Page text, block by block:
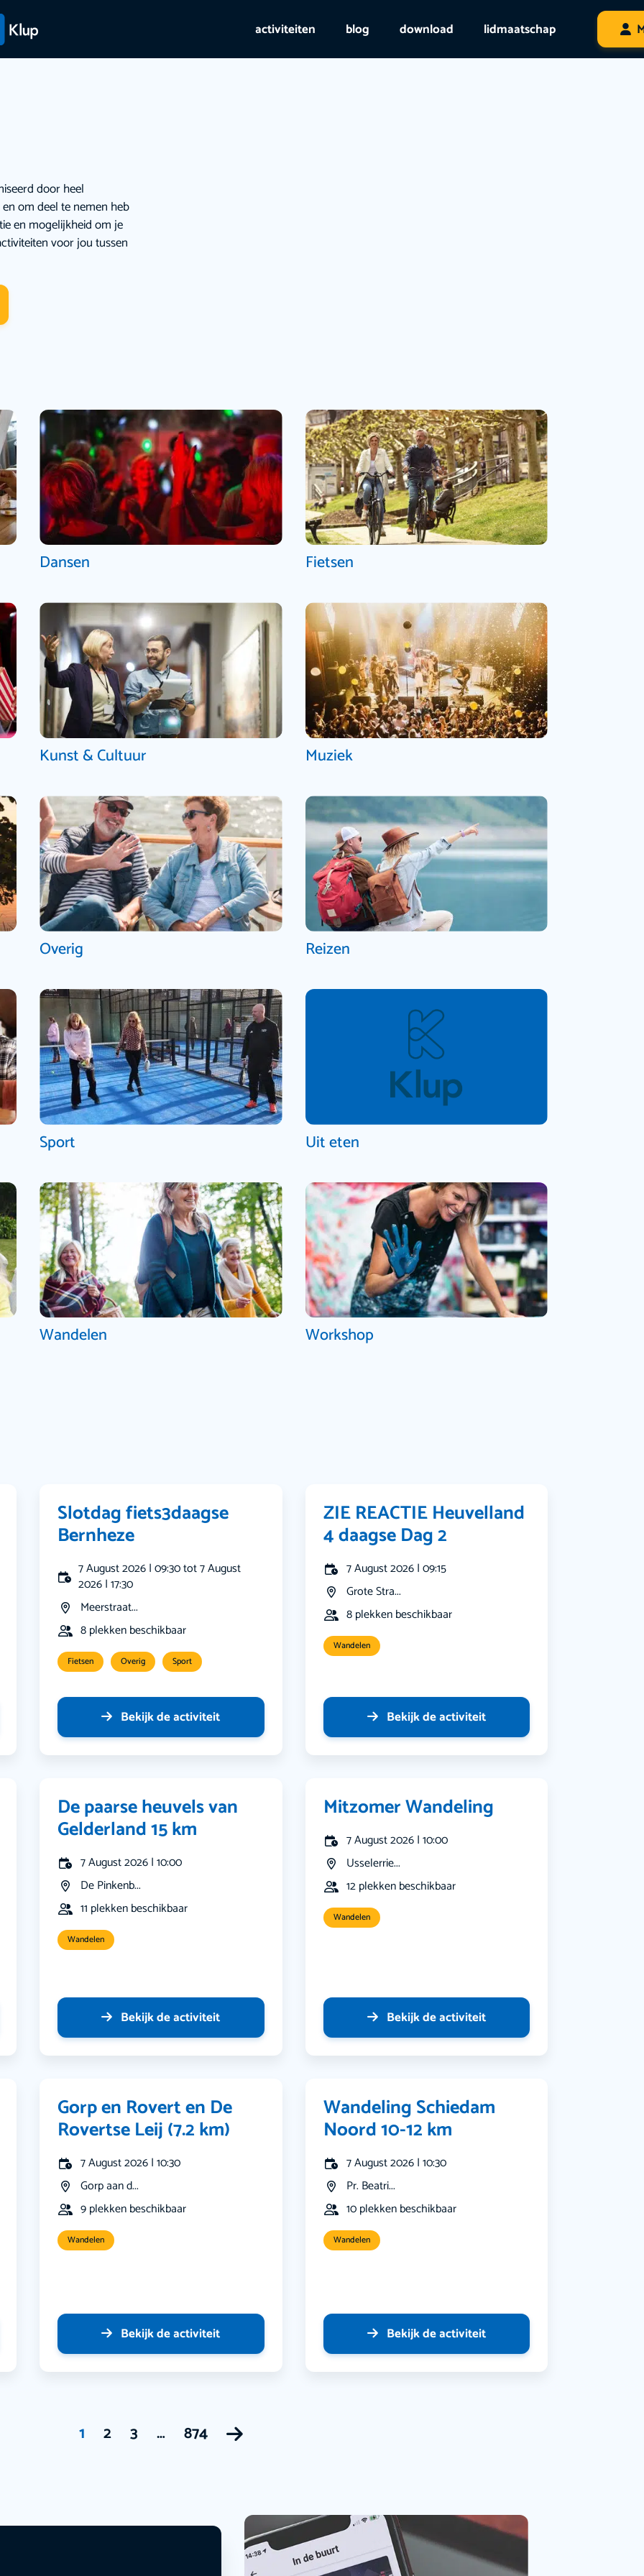
activiteiten blog download lidmaatschap
door heel
om deel te nemen heb
en mogelijkheid om je
voor jou tussen
Dansen Fietsen
Kunst & Cultuur Muziek
Overig Reizen
Sport Uit eten
Wandelen Workshop
Slotdag fiets3daagse
Bernheze
7 August 2026 | 09:30 tot 7 August
2026 | 17:30
Meerstraat...
8 plekken beschikbaar
Fietsen Overig Sport
Bekijk de activiteit
ZIE REACTIE Heuvelland
4 daagse Dag 2
7 August 2026 | 09:15
Grote Stra...
8 plekken beschikbaar
Wandelen
Bekijk de activiteit
De paarse heuvels van
Gelderland 15 km
7 August 2026 | 10:00
De Pinkenb...
11 plekken beschikbaar
Wandelen
Bekijk de activiteit
Mitzomer Wandeling
7 August 2026 | 10:00
Usselerrie...
12 plekken beschikbaar
Wandelen
Bekijk de activiteit
Gorp en Rovert en De
Rovertse Leij (7.2 km)
7 August 2026 | 10:30
Gorp aan d...
9 plekken beschikbaar
Wandelen
Bekijk de activiteit
Wandeling Schiedam
Noord 10-12 km
7 August 2026 | 10:30
Pr. Beatri...
10 plekken beschikbaar
Wandelen
Bekijk de activiteit
1 2 3 … 874